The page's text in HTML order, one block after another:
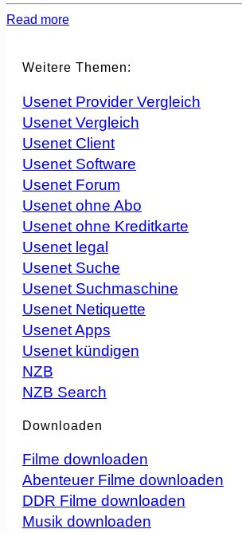
Read more
Weitere Themen:
Usenet Provider Vergleich
Usenet Vergleich
Usenet Client
Usenet Software
Usenet Forum
Usenet ohne Abo
Usenet ohne Kreditkarte
Usenet legal
Usenet Suche
Usenet Suchmaschine
Usenet Netiquette
Usenet Apps
Usenet kündigen
NZB
NZB Search
Downloaden
Filme downloaden
Abenteuer Filme downloaden
DDR Filme downloaden
Musik downloaden